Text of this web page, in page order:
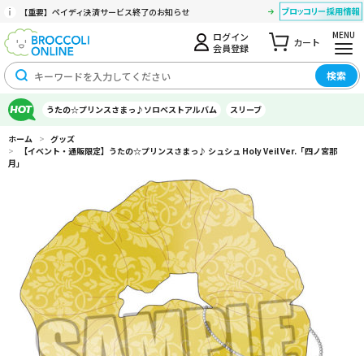
【重要】ペイディ決済サービス終了のお知らせ
ログイン
会員登録
カート
MENU
検索
うたの☆プリンスさまっ♪ソロベストアルバム スリーブ
ホーム > グッズ
>
【イベント・通販限定】うたの☆プリンスさまっ♪ シュシュ Holy Veil Ver.「四ノ宮那
月」